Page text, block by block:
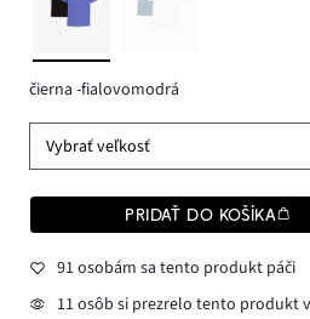
čierna -fialovomodrá
Vybrať veľkosť
PRIDAŤ DO KOŠÍKA
91 osobám sa tento produkt páči
11 osôb si prezrelo tento produkt